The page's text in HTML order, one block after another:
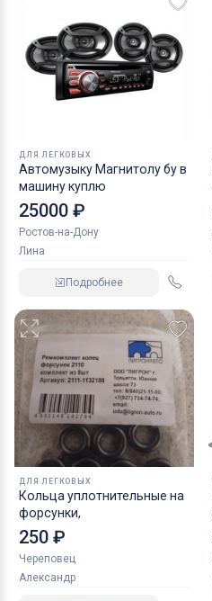
ДЛЯ ЛЕГКОВЫХ
Автомузыку Магнитолу бу в
машину куплю
25000 ₽
Ростов-на-Дону
Лина
Подробнее
ДЛЯ ЛЕГКОВЫХ
Кольца уплотнительные на
форсунки,
250 ₽
Череповец
Александр